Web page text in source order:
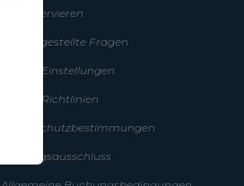
Wie reservieren
Häufig gestellte Fragen
Cookie-Einstellungen
Cookie-Richtlinien
Datenschutzbestimmungen
Haftungsausschluss